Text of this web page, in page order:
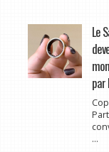
Le
par
...